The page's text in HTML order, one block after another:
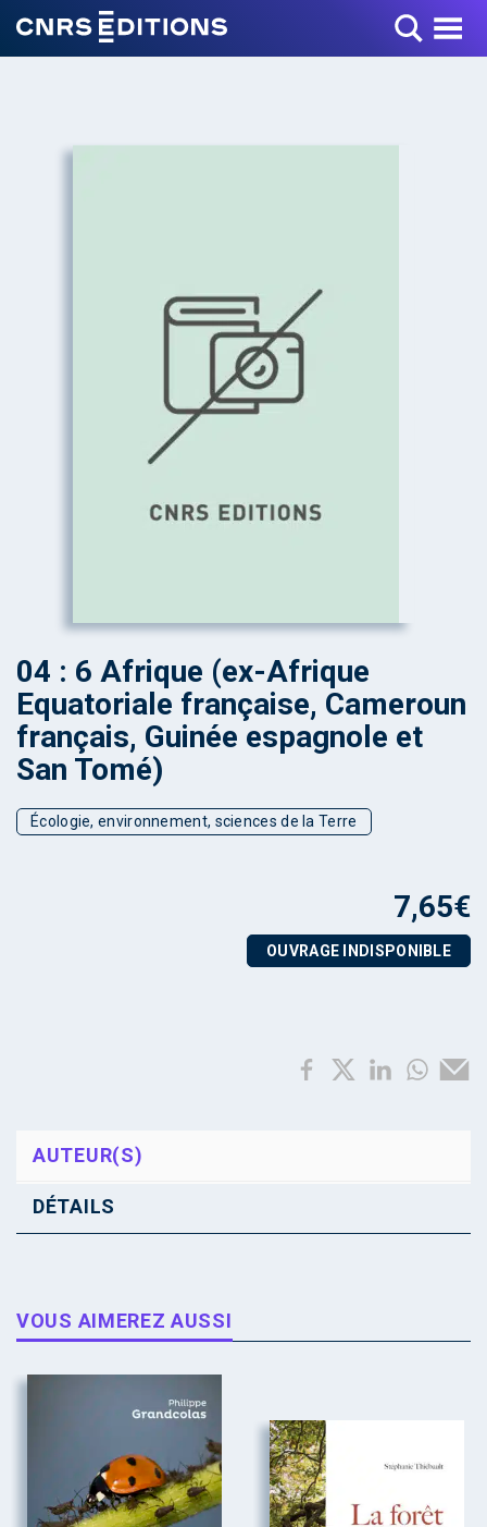
Toggle Menu
04 : 6 Afrique (ex-Afrique
Equatoriale française, Cameroun
français, Guinée espagnole et
San Tomé)
Écologie, environnement, sciences de la Terre
7,65€
OUVRAGE INDISPONIBLE
AUTEUR(S)
DÉTAILS
VOUS AIMEREZ AUSSI